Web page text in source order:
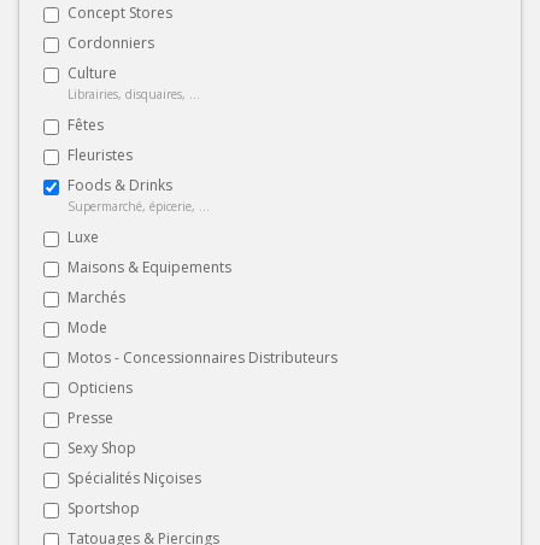
Concept Stores
Cordonniers
Culture
Librairies, disquaires, ...
Fêtes
Fleuristes
Foods & Drinks
Supermarché, épicerie, ...
Luxe
Maisons & Equipements
Marchés
Mode
Motos - Concessionnaires Distributeurs
Opticiens
Presse
Sexy Shop
Spécialités Niçoises
Sportshop
Tatouages & Piercings